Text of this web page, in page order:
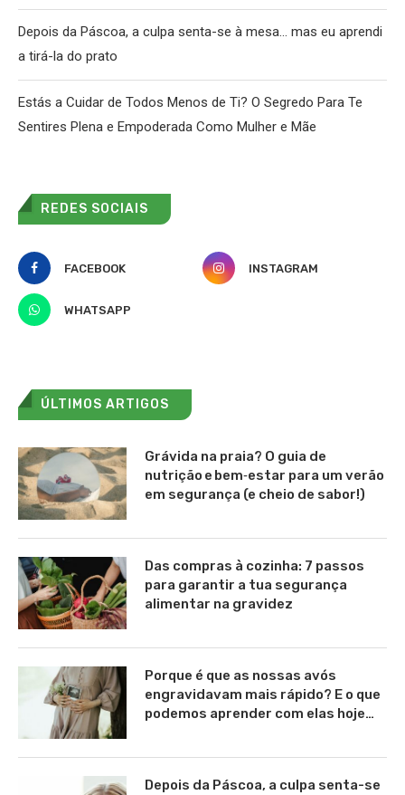
Depois da Páscoa, a culpa senta-se à mesa… mas eu aprendi
a tirá-la do prato
Estás a Cuidar de Todos Menos de Ti? O Segredo Para Te
Sentires Plena e Empoderada Como Mulher e Mãe
REDES SOCIAIS
FACEBOOK INSTAGRAM
WHATSAPP
ÚLTIMOS ARTIGOS
Grávida na praia? O guia de
nutrição e bem‑estar para um verão
em segurança (e cheio de sabor!)
Das compras à cozinha: 7 passos
para garantir a tua segurança
alimentar na gravidez
Porque é que as nossas avós
engravidavam mais rápido? E o que
podemos aprender com elas hoje…
Depois da Páscoa, a culpa senta-se